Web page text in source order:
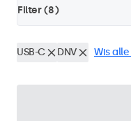
Filter (8)
USB-C DNV Wis